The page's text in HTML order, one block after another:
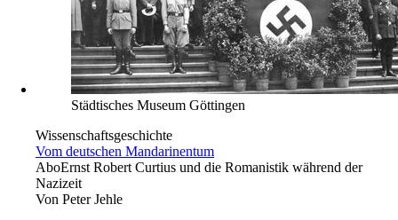
Städtisches Museum Göttingen
Wissenschaftsgeschichte
Vom deutschen Mandarinentum
AboErnst Robert Curtius und die Romanistik während der
Nazizeit
Von Peter Jehle